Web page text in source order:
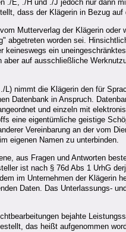
./E, ./H und ./J jedoch nur dann
dass der Klägerin in Bezug
Mutterverlag der Klägerin
abgetreten worden sei.
ein
auf ausschließliche
nimmt die Klägerin den für
Datenbank in Anspruch.
und einzeln mit
eine eigentümliche geistige
Vereinbarung an der vom
eigenen Namen zu unterbinden.
aus Fragen und Antworten
ist nach § 76d Abs 1 UrhG
im Unternehmen der
Daten. Das Unterlassungs-
bejahte
das heißt aufgenommen